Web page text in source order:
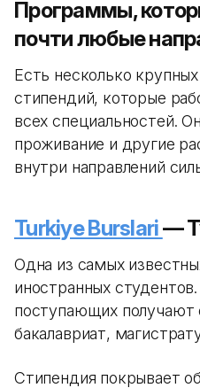
Программы,
почти любые
Есть несколько
стипендий, которые
всех специальностей.
проживание и другие
внутри направлений
Turkiye Burslari—
Одна из самых
иностранных
поступающих получают
бакалавриат,
Стипендия покрывает